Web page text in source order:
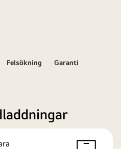
Felsökning Garanti